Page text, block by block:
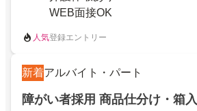
WEB面接OK
人気登録エントリー
新着アルバイト・パート
障がい者採用 商品仕分け・箱